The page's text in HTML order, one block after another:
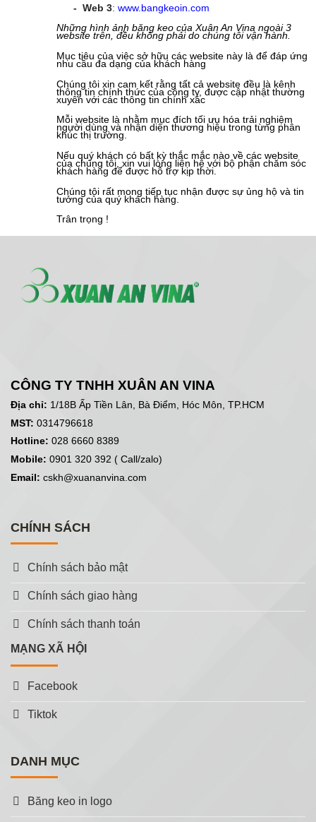
- Web 3: www.bangkeoin.com
Những hình ảnh băng keo của Xuân An Vina ngoài 3
website trên, đều không phải do chúng tôi vận hành.
Mục tiêu của việc sở hữu các website này là để đáp ứng
nhu cầu đa dạng của khách hàng
Chúng tôi xin cam kết rằng tất cả website đều là kênh
thông tin chính thức của công ty, được cập nhật thường
xuyên với các thông tin chính xác
Mỗi website là nhằm mục đích tối ưu hóa trải nghiệm
người dùng và nhận diện thương hiệu trong từng phân
khúc thị trường.
Nếu quý khách có bất kỳ thắc mắc nào về các website
của chúng tôi, xin vui lòng liên hệ với bộ phận chăm sóc
khách hàng để được hỗ trợ kịp thời.
Chúng tôi rất mong tiếp tục nhận được sự ủng hộ và tin
tưởng của quý khách hàng.
Trân trọng !
CÔNG TY TNHH XUÂN AN VINA
Địa chỉ: 1/18B Ấp Tiền Lân, Bà Điểm, Hóc Môn, TP.HCM
MST: 0314796618
Hotline: 028 6660 8389
Mobile: 0901 320 392 ( Call/zalo)
Email: cskh@xuananvina.com
CHÍNH SÁCH
Chính sách bảo mật
Chính sách giao hàng
Chính sách thanh toán
MẠNG XÃ HỘI
Facebook
Tiktok
DANH MỤC
Băng keo in logo